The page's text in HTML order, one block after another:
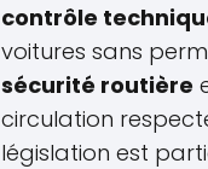
contrôle
voitures sans
sécurité routière
circulation
législation est